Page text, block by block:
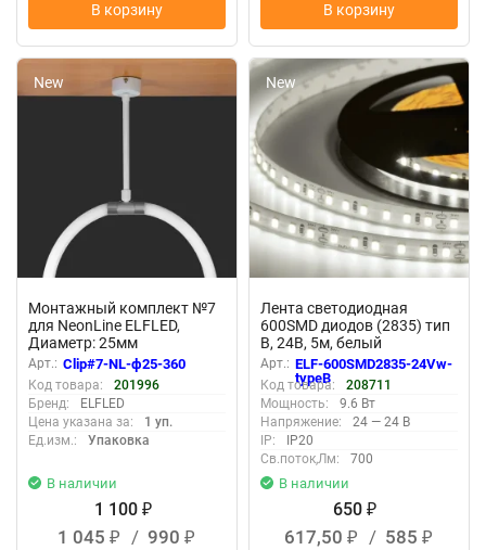
В корзину В корзину
New
Монтажный комплект №7
для NeonLine ELFLED,
Диаметр: 25мм
Арт.: Clip#7-NL-ф25-360
Код товара:
201996
Бренд:
ELFLED
Цена указана за:
1 уп.
Ед.изм.:
Упаковка
В наличии
1 100 ₽
1 045 ₽ / 990 ₽
New
Лента светодиодная
600SMD диодов (2835) тип
В, 24В, 5м, белый
Арт.: ELF-600SMD2835-24Vw-
typeB
Код товара:
208711
Мощность:
9.6 Вт
Напряжение:
24 — 24 В
IP:
IP20
Св.поток,Лм:
700
В наличии
650 ₽
617,50 ₽ / 585 ₽